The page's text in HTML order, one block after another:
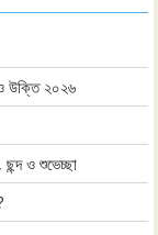
উক্তি ২০২৬
ও শুভেচ্ছা